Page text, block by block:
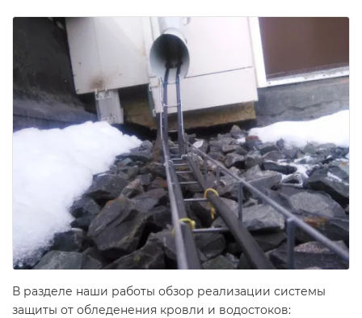
В разделе наши работы обзор реализации системы
защиты от обледенения кровли и водостоков: